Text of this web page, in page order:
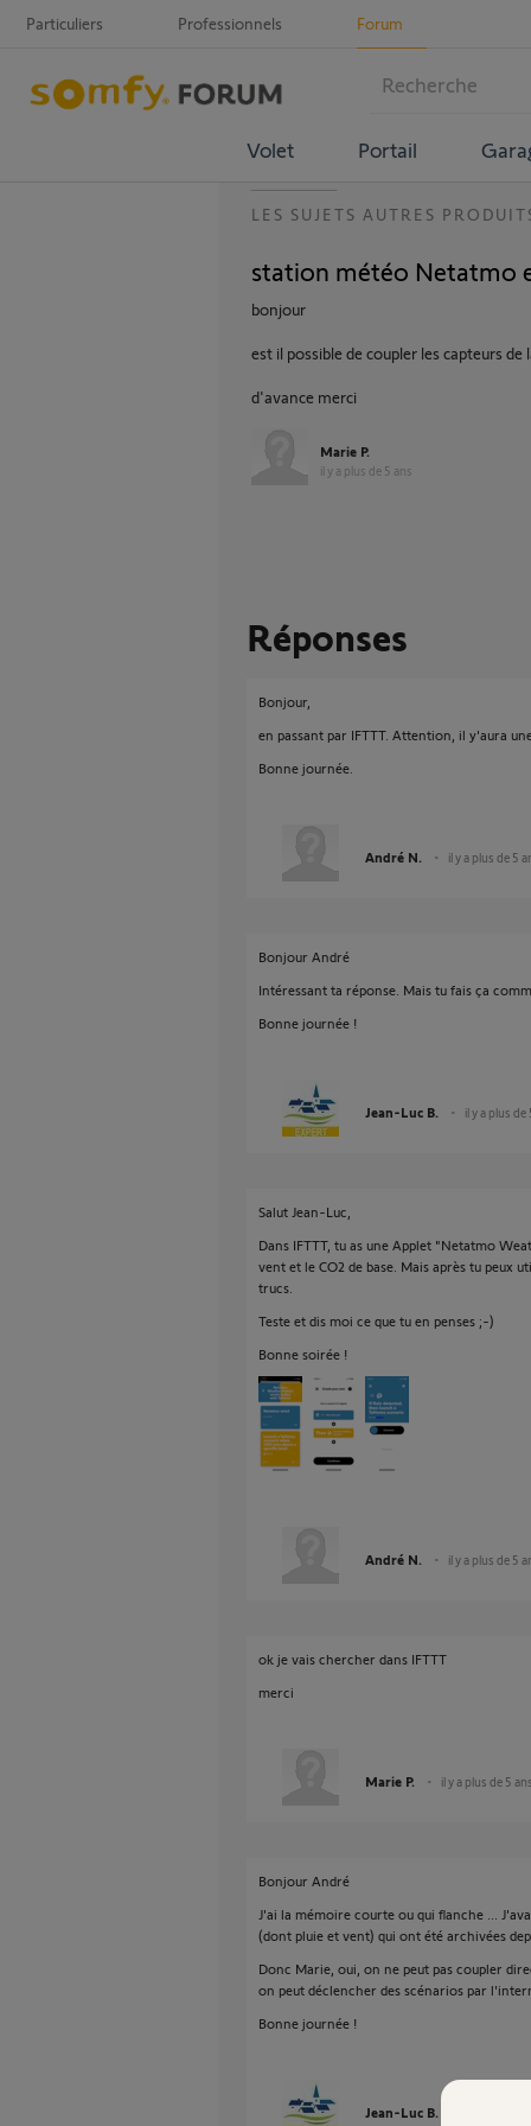
Particuliers Professionnels Forum
Volet Portail
LES SUJETS AUTRES
station météo Netatmo
bonjour
est il possible de coupler les capteurs
d'avance merci
Marie P.
il y a plus de 5 ans
Réponses
Bonjour,
en passant par IFTTT. Attention, il y'aura
Bonne journée.
André N. il y a plus de 5
Bonjour André
Intéressant ta réponse. Mais tu fais ça
Bonne journée !
Jean-Luc B. il y a plus de
Salut Jean-Luc,
Dans IFTTT, tu as une Applet "Netatmo
vent et le CO2 de base. Mais après tu peux
trucs.
Teste et dis moi ce que tu en penses ;-)
Bonne soirée !
André N. il y a plus de 5
ok je vais chercher dans IFTTT
merci
Marie P. il y a plus de 5 ans
Bonjour André
J'ai la mémoire courte ou qui flanche ...
(dont pluie et vent) qui ont été archivées
Donc Marie, oui, on ne peut pas coupler
on peut déclencher des scénarios par
Bonne journée !
Jean-Luc B.